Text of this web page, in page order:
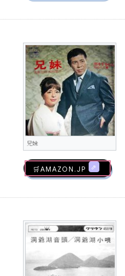
兄妹
🛒AMAZON.jp